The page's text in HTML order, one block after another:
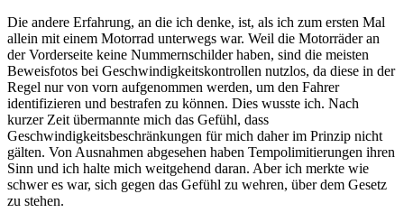
Die andere Erfahrung, an die ich denke, ist, als ich zum ersten Mal
allein mit einem Motorrad unterwegs war. Weil die Motorräder an
der Vorderseite keine Nummernschilder haben, sind die meisten
Beweisfotos bei Geschwindigkeitskontrollen nutzlos, da diese in der
Regel nur von vorn aufgenommen werden, um den Fahrer
identifizieren und bestrafen zu können. Dies wusste ich. Nach
kurzer Zeit übermannte mich das Gefühl, dass
Geschwindigkeitsbeschränkungen für mich daher im Prinzip nicht
gälten. Von Ausnahmen abgesehen haben Tempolimitierungen ihren
Sinn und ich halte mich weitgehend daran. Aber ich merkte wie
schwer es war, sich gegen das Gefühl zu wehren, über dem Gesetz
zu stehen.